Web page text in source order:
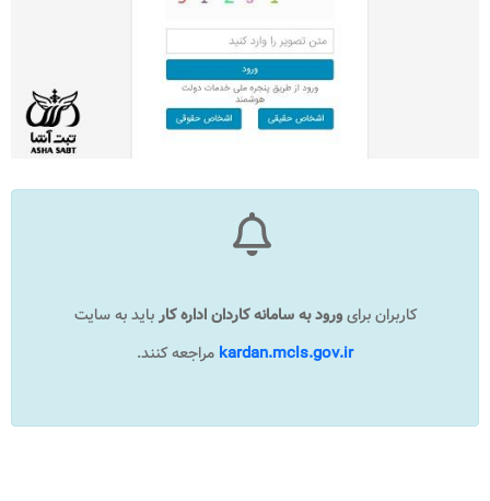
کاربران برایورود بهسامانه کاردان اداره کار باید به سایت
kardan.mcls.gov.ir مراجعه کنند.